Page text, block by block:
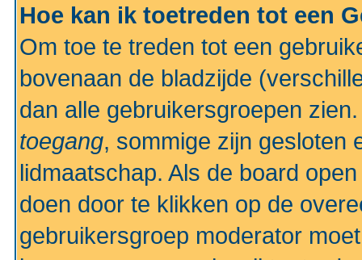
Hoe kan ik toetreden tot een
Om toe te treden tot een
bovenaan de bladzijde
dan alle gebruikersgroepen
toegang, sommige zijn gesloten
lidmaatschap. Als de board
doen door te klikken op de
gebruikersgroep moderator